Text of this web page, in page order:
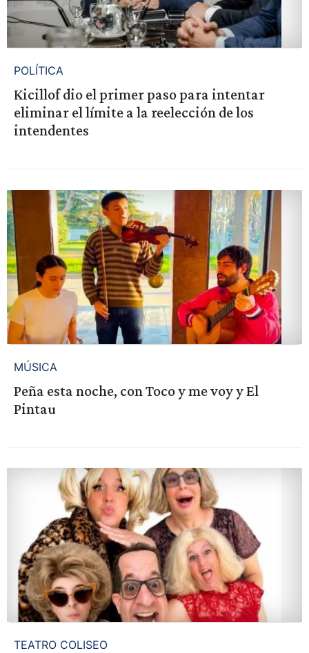
POLÍTICA
Kicillof dio el primer paso para intentar
eliminar el límite a la reelección de los
intendentes
MÚSICA
Peña esta noche, con Toco y me voy y El
Pintau
TEATRO COLISEO